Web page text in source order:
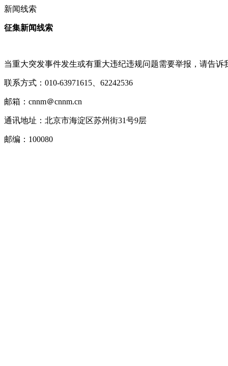
新闻线索
征集新闻线索
当重大突发事件发生或有重大违纪违规问题需要举报，请告诉
联系方式： 010-63971615 62242536
邮箱： cnnm＠cnnm.cn
通讯地址：北京市海淀区苏州街31号9层
邮编： 100080